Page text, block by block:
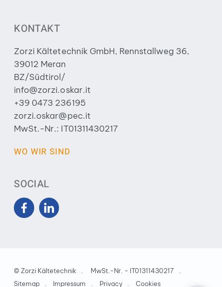
KONTAKT
Zorzi Kältetechnik GmbH, Rennstallweg 36,
39012 Meran
BZ/Südtirol/
info@zorzi.oskar.it
+39 0473 236195
zorzi.oskar@pec.it
MwSt.-Nr.: IT01311430217
WO WIR SIND
SOCIAL
©Zorzi Kältetechnik
MwSt.-Nr. - IT01311430217
Sitemap
Impressum Privacy Cookies